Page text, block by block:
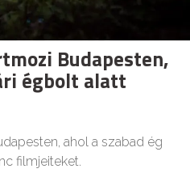
Budapesten,
égbolt alatt
ahol a szabad ég
filmjeiteket.